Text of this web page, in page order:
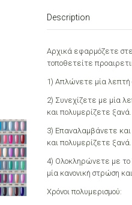
7.3ml
Description
Αρχικά εφαρμόζετε
τοποθετείτε
1) Απλώνετε μία λεπτή
2) Συνεχίζετε με μία
και πολυμερίζετε ξανά.
3) Επαναλαμβάνετε
και πολυμερίζετε ξανά.
4) Ολοκληρώνετε με το
μία κανονική στρώση
Χρόνοι πολυμερισμού: